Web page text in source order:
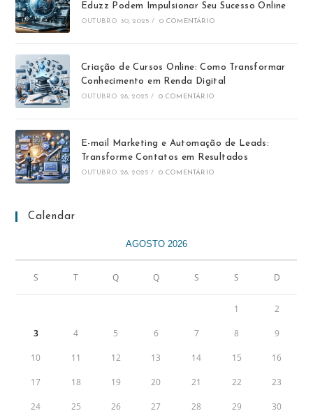
Eduzz Podem Impulsionar Seu Sucesso Online
OUTUBRO 30, 2025 / 0 COMENTÁRIO
Criação de Cursos Online: Como Transformar
Conhecimento em Renda Digital
OUTUBRO 28, 2025 / 0 COMENTÁRIO
E-mail Marketing e Automação de Leads:
Transforme Contatos em Resultados
OUTUBRO 28, 2025 / 0 COMENTÁRIO
Calendar
AGOSTO 2026
S T Q Q S S D
1 2
3 4 5 6 7 8 9
10 11 12 13 14 15 16
17 18 19 20 21 22 23
24 25 26 27 28 29 30